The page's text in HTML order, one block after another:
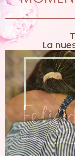
La